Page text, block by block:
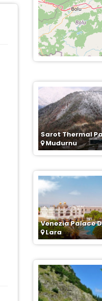
Sarot Thermal
Mudurnu
Venezia Palace
Lara